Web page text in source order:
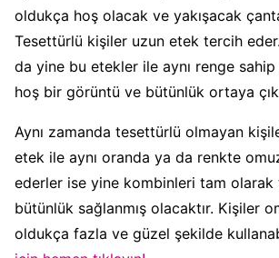
oldukça hoş olacak ve yakışacak
Tesettürlü kişiler uzun etek tercih
da yine bu etekler ile aynı renge
hoş bir görüntü ve bütünlük ortaya
Aynı zamanda tesettürlü olmayan
etek ile aynı oranda ya da renkte
ederler ise yine kombinleri tam olarak
bütünlük sağlanmış olacaktır. Kişiler
oldukça fazla ve güzel şekilde